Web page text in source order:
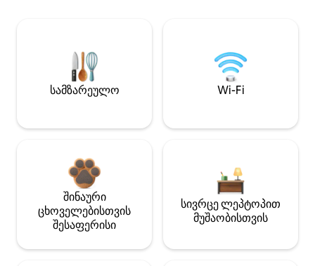
სამზარეულო Wi-Fi
შინაური
ცხოველებისთვის
შესაფერისი
სივრცე ლეპტოპით
მუშაობისთვის